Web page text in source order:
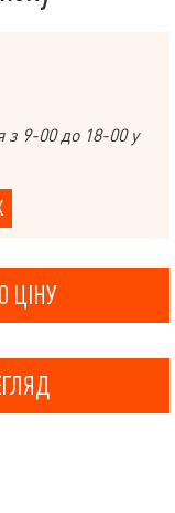
з 9-00 до 18-00 у
ЦІНУ